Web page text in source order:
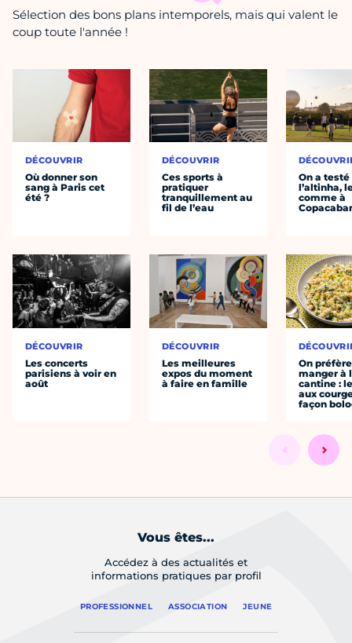
Sélection des bons plans intemporels, mais qui valent le
coup toute l'année !
DÉCOUVRIR
Où donner son
sang à Paris cet
été ?
DÉCOUVRIR
Les concerts
parisiens à voir en
août
DÉCOUVRIR
Ces sports à
pratiquer
tranquillement au
fil de l’eau
DÉCOUVRIR
Les meilleures
expos du moment
à faire en famille
On a testé
l’altinha,
comme à
On préfère
manger à
cantine :
aux
façon
Vous êtes...
Accédez à des actualités et
informations pratiques par profil
PROFESSIONNEL ASSOCIATION JEUNE